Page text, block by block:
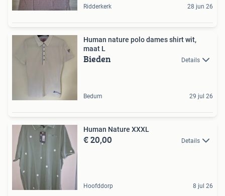
Ridderkerk 28 jun 26
Human nature polo dames shirt wit,
maat L
Bieden Details
Bedum 29 jul 26
Human Nature XXXL
€ 20,00 Details
Hoofddorp 8 jul 26